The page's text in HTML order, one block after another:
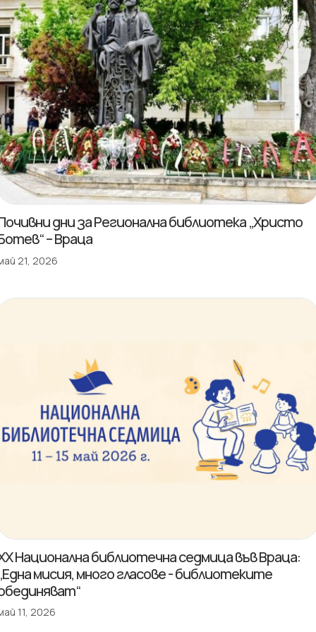
дни за Регионална библиотека „Христо
– Враца
21, 2026
Национална библиотечна седмица във Враца:
мисия, много гласове - библиотеките
11, 2026